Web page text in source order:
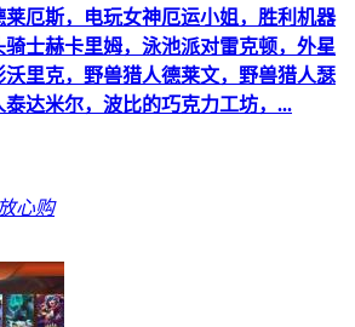
厄斯，电玩女神厄运小姐，胜利机器
骑士赫卡里姆，泳池派对雷克顿，外星
里克，野兽猎人德莱文，野兽猎人瑟
泰达米尔，波比的巧克力工坊，...
心购